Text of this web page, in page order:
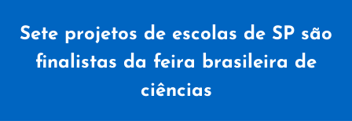
Sete projetos de escolas de SP são
finalistas da feira brasileira de
ciências